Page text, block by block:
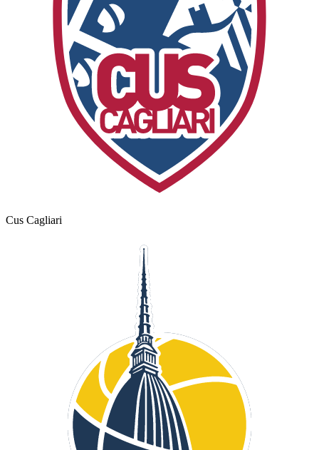
Cus Cagliari